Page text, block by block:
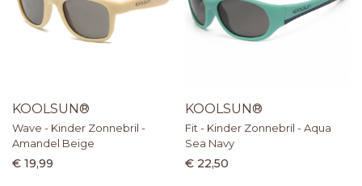
KOOLSUN®
Wave - Kinder Zonnebril -
Amandel Beige
€ 19,99
KOOLSUN®
Fit - Kinder Zonnebril - Aqua
Sea Navy
€ 22,50